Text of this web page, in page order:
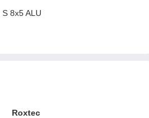
8x5 ALU
Roxtec